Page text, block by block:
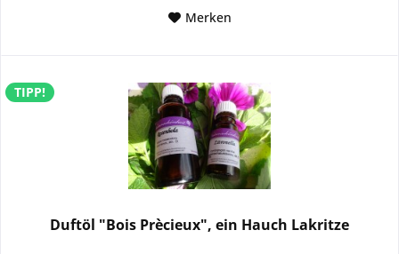
Merken
TIPP!
Duftöl "Bois Prècieux", ein Hauch Lakritze